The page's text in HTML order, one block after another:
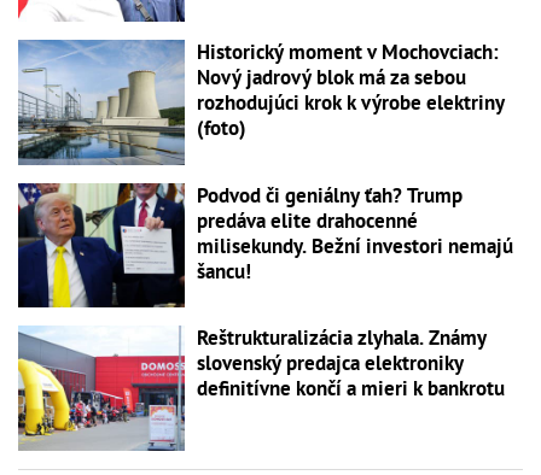
Historický moment v Mochovciach:
Nový jadrový blok má za sebou
rozhodujúci krok k výrobe elektriny
(foto)
Podvod či geniálny ťah? Trump
predáva elite drahocenné
milisekundy. Bežní investori nemajú
šancu!
Reštrukturalizácia zlyhala. Známy
slovenský predajca elektroniky
definitívne končí a mieri k bankrotu